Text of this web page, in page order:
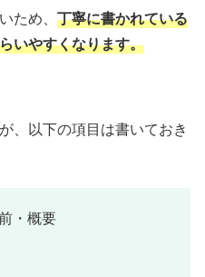
ため、丁寧に書かれている
いやすくなります。
、以下の項目は書いておき
・概要